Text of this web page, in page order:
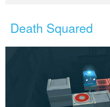
Death Squared